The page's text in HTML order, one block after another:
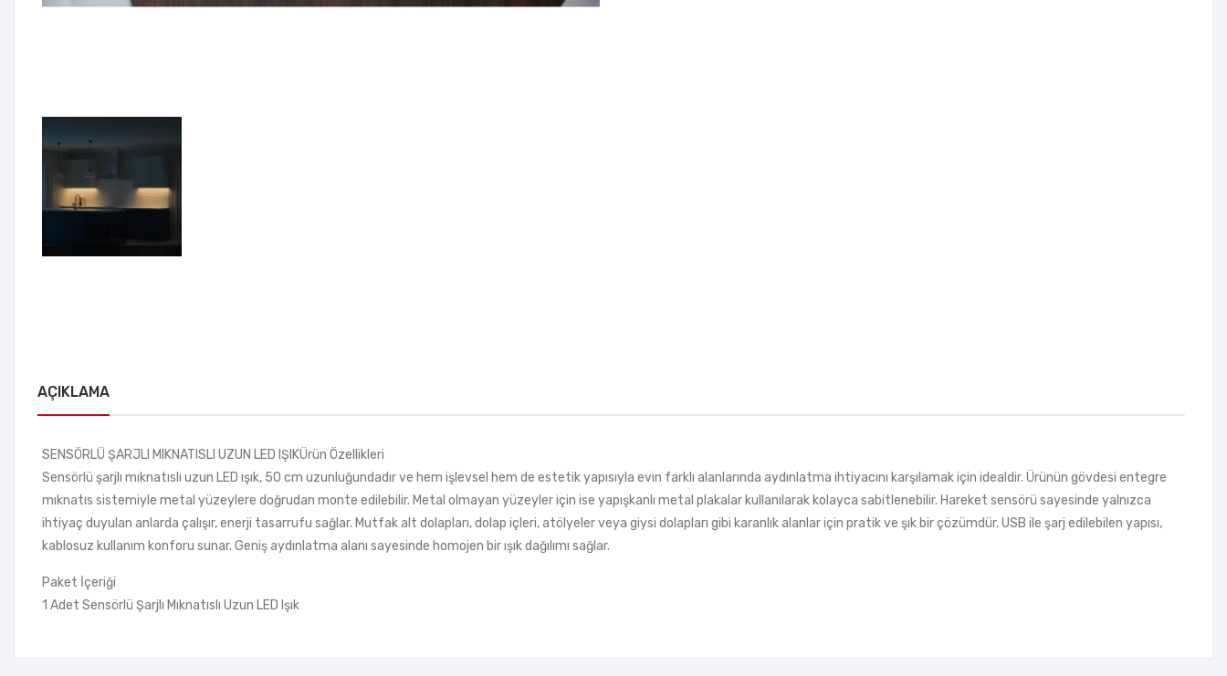
AÇIKLAMA
SENSÖRLÜ ŞARJLI MIKNATISLI UZUN LED IŞIKÜrün Özellikleri
Sensörlü şarjlı mıknatıslı uzun LED ışık, 50 cm uzunluğundadır ve hem işlevsel hem de estetik yapısıyla evin farklı alanlarında aydınlatma ihtiyacını karşılamak için idealdir. Ürünün gövdesi entegre
mıknatıs sistemiyle metal yüzeylere doğrudan monte edilebilir. Metal olmayan yüzeyler için ise yapışkanlı metal plakalar kullanılarak kolayca sabitlenebilir. Hareket sensörü sayesinde yalnızca
ihtiyaç duyulan anlarda çalışır, enerji tasarrufu sağlar. Mutfak alt dolapları, dolap içleri, atölyeler veya giysi dolapları gibi karanlık alanlar için pratik ve şık bir çözümdür. USB ile şarj edilebilen yapısı,
kablosuz kullanım konforu sunar. Geniş aydınlatma alanı sayesinde homojen bir ışık dağılımı sağlar.
Paket İçeriği
1 Adet Sensörlü Şarjlı Mıknatıslı Uzun LED Işık